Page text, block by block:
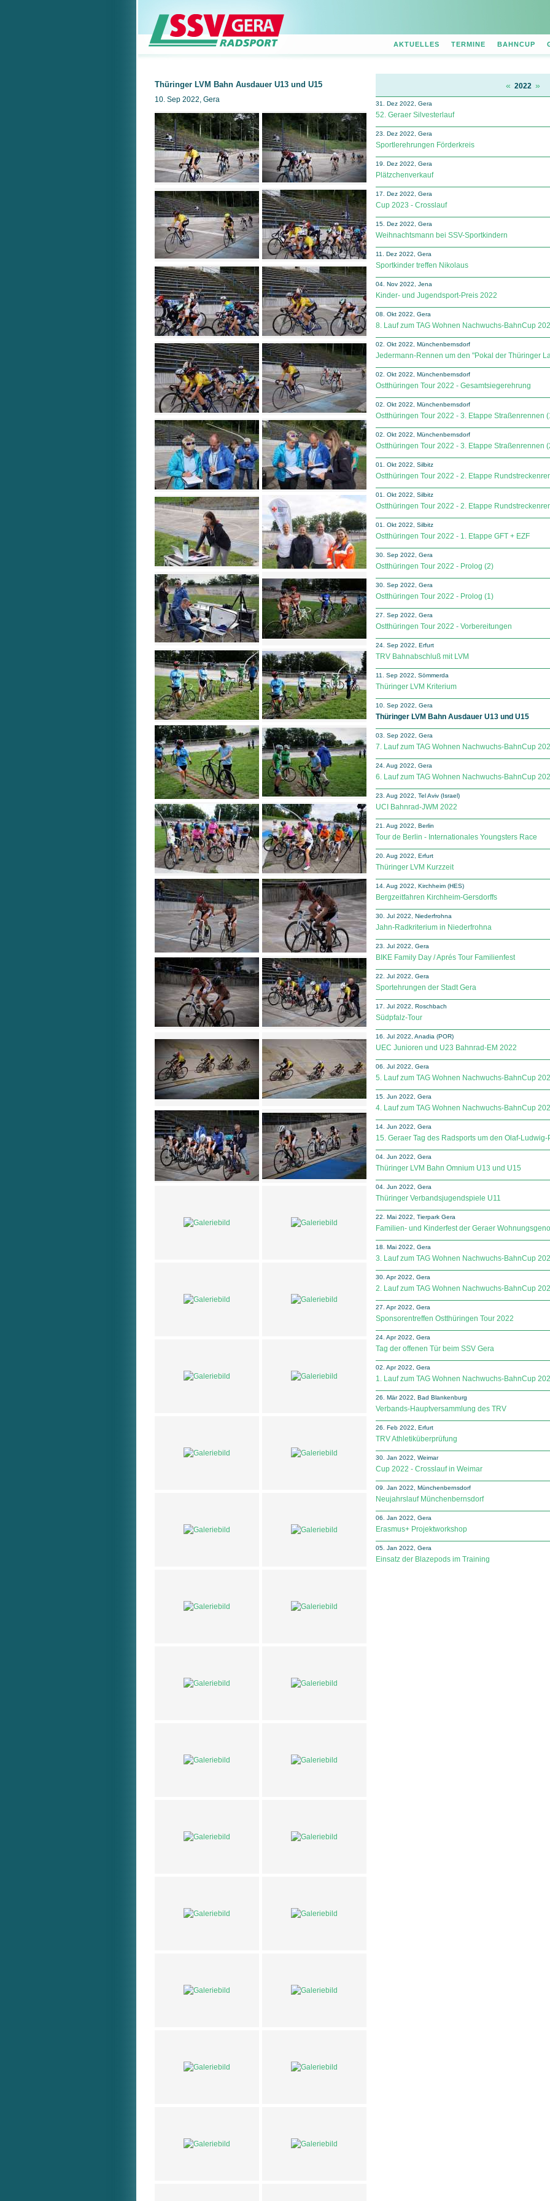
AKTUELLES TERMINE BAHNCUP
Thüringer LVM Bahn Ausdauer U13 und U15
10. Sep 2022, Gera
« 2022 »
31. Dez 2022, Gera
52. Geraer Silvesterlauf
23. Dez 2022, Gera
Sportlerehrungen Förderkreis
19. Dez 2022, Gera
Plätzchenverkauf
17. Dez 2022, Gera
Cup 2023 - Crosslauf
15. Dez 2022, Gera
Weihnachtsmann bei SSV-Sportkindern
11. Dez 2022, Gera
Sportkinder treffen Nikolaus
04. Nov 2022, Jena
Kinder- und Jugendsport-Preis 2022
08. Okt 2022, Gera
8. Lauf zum TAG Wohnen Nachwuchs-BahnCup
02. Okt 2022, Münchenbernsdorf
Jedermann-Rennen um den "Pokal der Thüringer
02. Okt 2022, Münchenbernsdorf
Ostthüringen Tour 2022 - Gesamtsiegerehrung
02. Okt 2022, Münchenbernsdorf
Ostthüringen Tour 2022 - 3. Etappe Straßenrennen
02. Okt 2022, Münchenbernsdorf
Ostthüringen Tour 2022 - 3. Etappe Straßenrennen
01. Okt 2022, Silbitz
Ostthüringen Tour 2022 - 2. Etappe
01. Okt 2022, Silbitz
Ostthüringen Tour 2022 - 2. Etappe
01. Okt 2022, Silbitz
Ostthüringen Tour 2022 - 1. Etappe GFT + EZF
30. Sep 2022, Gera
Ostthüringen Tour 2022 - Prolog (2)
30. Sep 2022, Gera
Ostthüringen Tour 2022 - Prolog (1)
27. Sep 2022, Gera
Ostthüringen Tour 2022 - Vorbereitungen
24. Sep 2022, Erfurt
TRV Bahnabschluß mit LVM
11. Sep 2022, Sömmerda
Thüringer LVM Kriterium
10. Sep 2022, Gera
Thüringer LVM Bahn Ausdauer U13 und U15
03. Sep 2022, Gera
7. Lauf zum TAG Wohnen Nachwuchs-BahnCup
24. Aug 2022, Gera
6. Lauf zum TAG Wohnen Nachwuchs-BahnCup
23. Aug 2022, Tel Aviv (Israel)
UCI Bahnrad-JWM 2022
21. Aug 2022, Berlin
Tour de Berlin - Internationales Youngsters Race
20. Aug 2022, Erfurt
Thüringer LVM Kurzzeit
14. Aug 2022, Kirchheim (HES)
Bergzeitfahren Kirchheim-Gersdorffs
30. Jul 2022, Niederfrohna
Jahn-Radkriterium in Niederfrohna
23. Jul 2022, Gera
BIKE Family Day / Aprés Tour Familienfest
22. Jul 2022, Gera
Sportehrungen der Stadt Gera
17. Jul 2022, Roschbach
Südpfalz-Tour
16. Jul 2022, Anadia (POR)
UEC Junioren und U23 Bahnrad-EM 2022
06. Jul 2022, Gera
5. Lauf zum TAG Wohnen Nachwuchs-BahnCup
15. Jun 2022, Gera
4. Lauf zum TAG Wohnen Nachwuchs-BahnCup
14. Jun 2022, Gera
15. Geraer Tag des Radsports um den Olaf-Ludwig-
04. Jun 2022, Gera
Thüringer LVM Bahn Omnium U13 und U15
04. Jun 2022, Gera
Thüringer Verbandsjugendspiele U11
22. Mai 2022, Tierpark Gera
Familien- und Kinderfest der Geraer
18. Mai 2022, Gera
3. Lauf zum TAG Wohnen Nachwuchs-BahnCup
30. Apr 2022, Gera
2. Lauf zum TAG Wohnen Nachwuchs-BahnCup
27. Apr 2022, Gera
Sponsorentreffen Ostthüringen Tour 2022
24. Apr 2022, Gera
Tag der offenen Tür beim SSV Gera
02. Apr 2022, Gera
1. Lauf zum TAG Wohnen Nachwuchs-BahnCup
26. Mär 2022, Bad Blankenburg
Verbands-Hauptversammlung des TRV
26. Feb 2022, Erfurt
TRV Athletiküberprüfung
30. Jan 2022, Weimar
Cup 2022 - Crosslauf in Weimar
09. Jan 2022, Münchenbernsdorf
Neujahrslauf Münchenbernsdorf
06. Jan 2022, Gera
Erasmus+ Projektworkshop
05. Jan 2022, Gera
Einsatz der Blazepods im Training